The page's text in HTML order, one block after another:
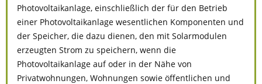
Photovoltaikanlage, einschließlich der für den Betrieb
einer Photovoltaikanlage wesentlichen Komponenten und
der Speicher, die dazu dienen, den mit Solarmodulen
erzeugten Strom zu speichern, wenn die
Photovoltaikanlage auf oder in der Nähe von
Privatwohnungen, Wohnungen sowie öffentlichen und